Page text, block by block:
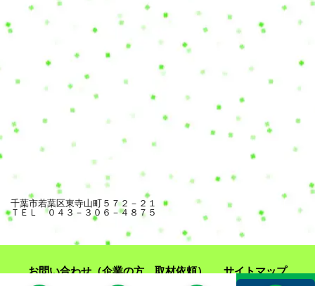
千葉市若葉区東寺山町５７２－２１
ＴＥＬ ０４３－３０６－４８７５
お問い合わせ（企業の方、取材依頼） サイトマップ